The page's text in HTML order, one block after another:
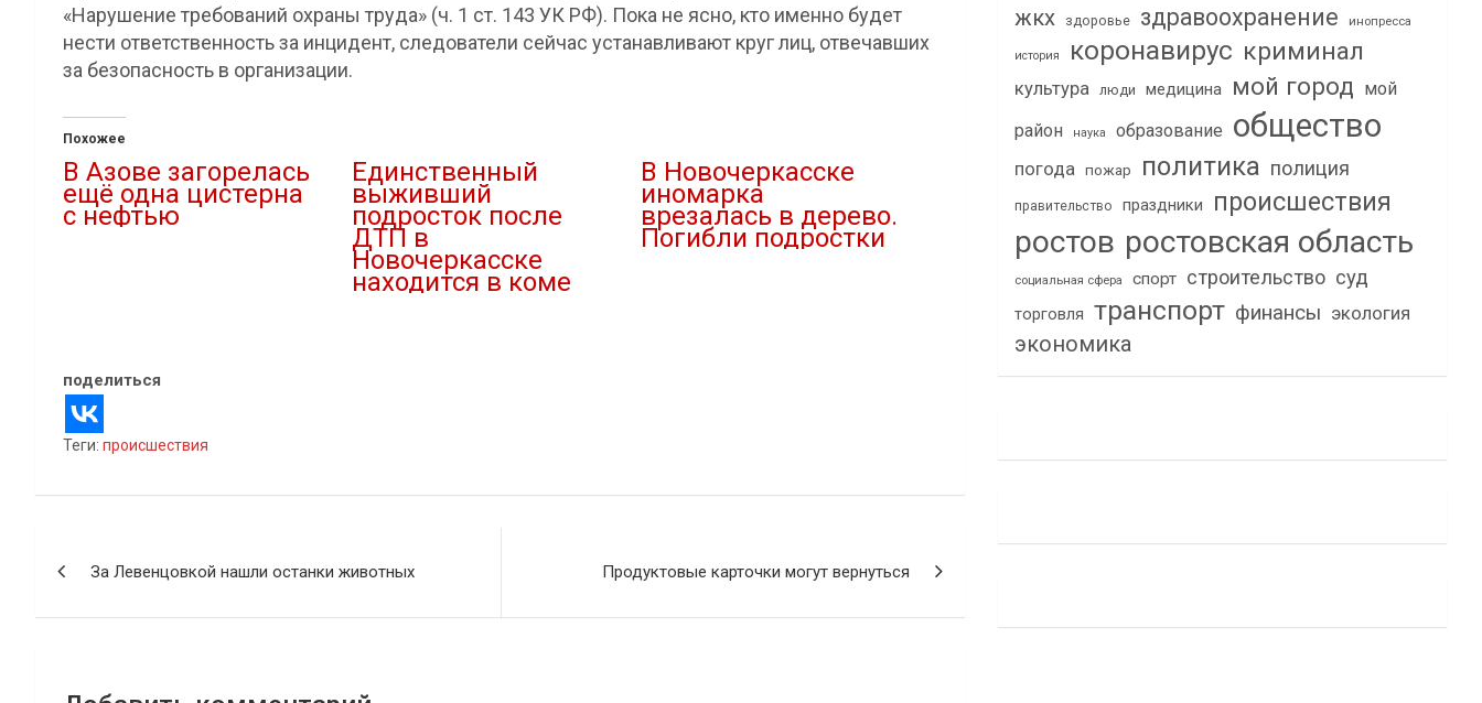
«Нарушение требований охраны труда» (ч. 1 ст. 143 УК РФ). Пока не ясно, кто именно будет
нести ответственность за инцидент, следователи сейчас устанавливают круг лиц, отвечавших
за безопасность в организации.
Похожее
В Азове загорелась
ещё одна цистерна
с нефтью
Единственный
выживший
подросток после
ДТП в
Новочеркасске
находится в коме
В Новочеркасске
иномарка
врезалась в дерево.
Погибли подростки
поделиться
Теги: происшествия
За Левенцовкой нашли останки животных Продуктовые карточки могут вернуться
жкх здоровье здравоохранение инопресса
история коронавирус криминал
культура люди медицина мой город мой
район
наука образование общество
погода пожар политика полиция
правительство праздники происшествия
ростов ростовская область
социальная сфера спорт строительство суд
торговля транспорт финансы экология
экономика